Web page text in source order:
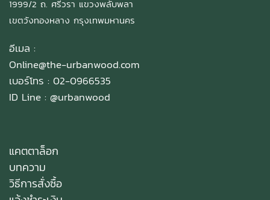
1999/2 ถ. ศรีวรา แขวงพลับพลา
เขตวังทองหลาง กรุงเทพมหานคร
อีเมล :
Online@the-urbanwood.com
เบอร์โทร : 02-0966535
ID Line : @urbanwood
แคตตาล็อก
บทความ
วิธีการสั่งซื้อ